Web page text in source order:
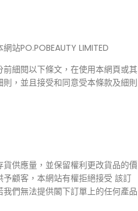
HKD $238.00
站PO.POBEAUTY LIMITED
細閱以下條文，在使用本網頁或其
，並且接受和同意受本條款及細則
供應量，並保留權利更改貨品的價
顧客，本網站有權拒絕接受 該訂
們無法提供閣下訂單上的任何產品